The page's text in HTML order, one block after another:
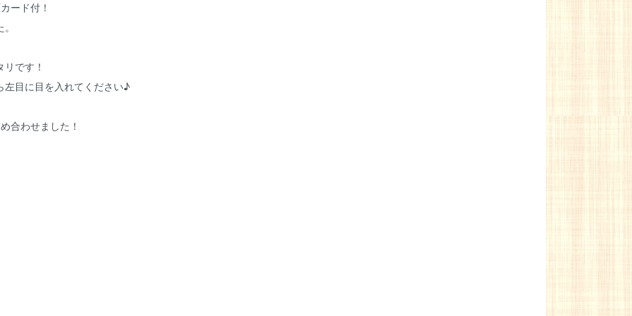
ード付！
です！
左目に目を入れてください♪
合わせました！